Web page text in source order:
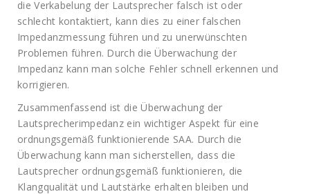
die Verkabelung der Lautsprecher falsch ist oder
schlecht kontaktiert, kann dies zu einer falschen
Impedanzmessung führen und zu unerwünschten
Problemen führen. Durch die Überwachung der
Impedanz kann man solche Fehler schnell erkennen und
korrigieren.
Zusammenfassend ist die Überwachung der
Lautsprecherimpedanz ein wichtiger Aspekt für eine
ordnungsgemäß funktionierende SAA. Durch die
Überwachung kann man sicherstellen, dass die
Lautsprecher ordnungsgemäß funktionieren, die
Klangqualität und Lautstärke erhalten bleiben und